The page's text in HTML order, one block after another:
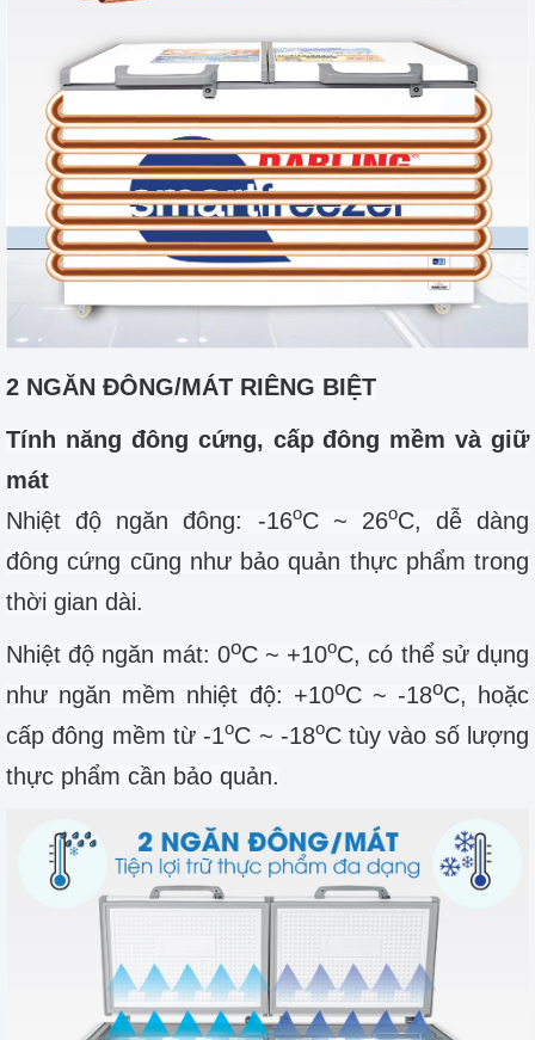
2 NGĂN ĐÔNG/MÁT RIÊNG BIỆT
Tính năng đông cứng, cấp đông mềm và giữ
mát
Nhiệt độ ngăn đông: -16oC ~ 26oC, dễ dàng
đông cứng cũng như bảo quản thực phẩm trong
thời gian dài.
Nhiệt độ ngăn mát: 0oC ~ +10oC, có thể sử dụng
như ngăn mềm nhiệt độ: +10oC ~ -18oC, hoặc
cấp đông mềm từ -1oC ~ -18oC tùy vào số lượng
thực phẩm cần bảo quản.